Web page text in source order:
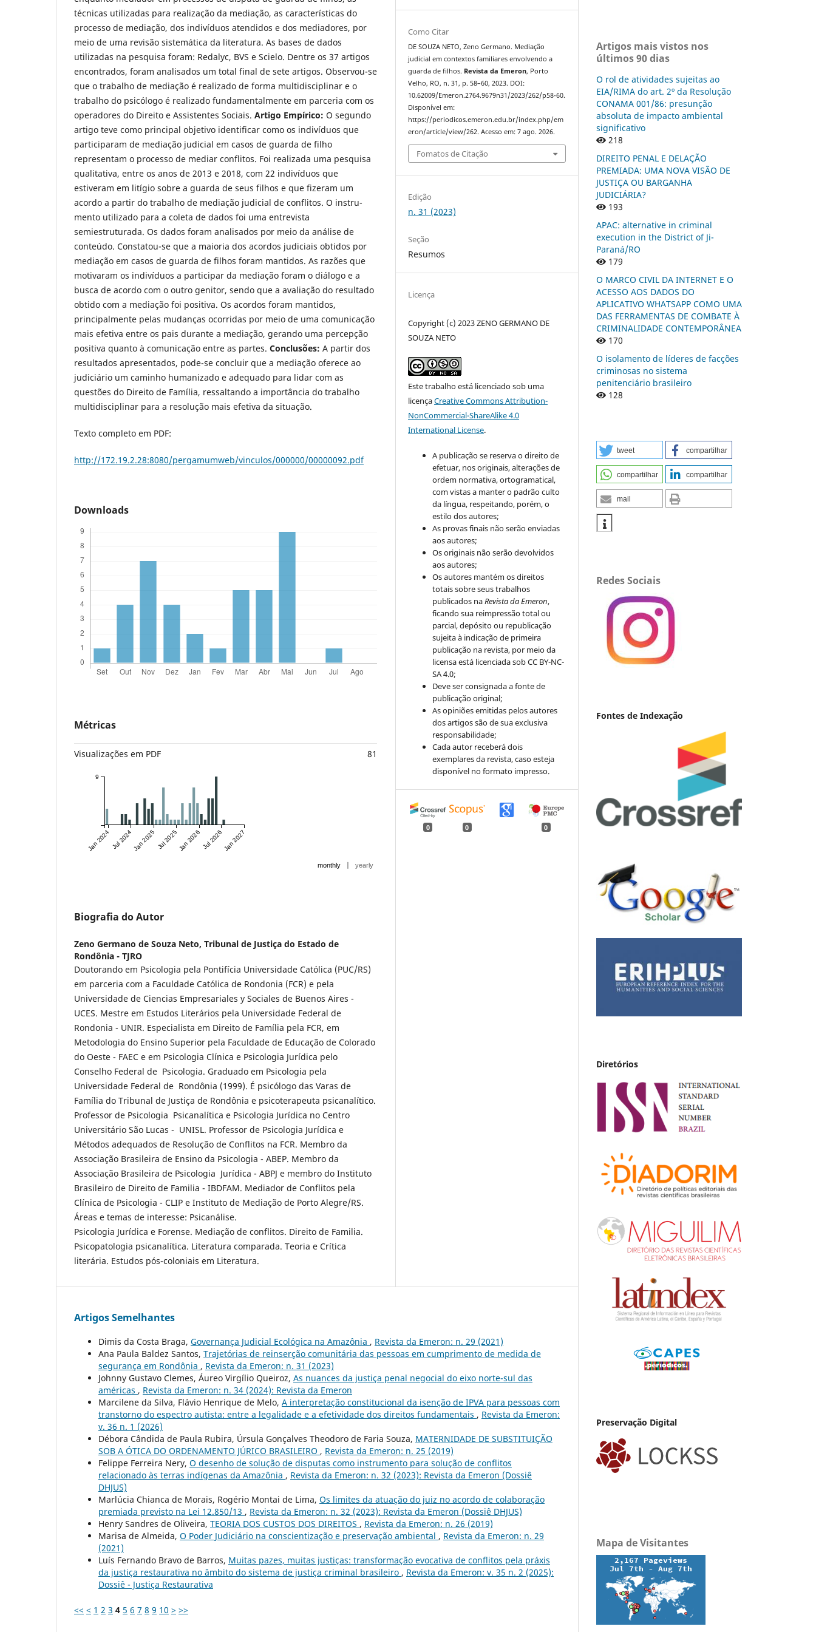
técnicas utilizadas para realização da mediação, as características do
processo de mediação, dos indivíduos atendidos e dos mediadores, por
meio de uma revisão sistemática da literatura. As bases de dados
utilizadas na pesquisa foram: Redalyc, BVS e Scielo. Dentre os 37 artigos
encontrados, foram analisados um total final de sete artigos. Observou-se
que o trabalho de mediação é realizado de forma multidisciplinar e o
trabalho do psicólogo é realizado fundamentalmente em parceria com os
operadores do Direito e Assistentes Sociais. Artigo Empírico: O segundo
artigo teve como principal objetivo identificar como os indivíduos que
participaram de mediação judicial em casos de guarda de filho
representam o processo de mediar conflitos. Foi realizada uma pesquisa
qualitativa, entre os anos de 2013 e 2018, com 22 in­divíduos que
estiveram em litígio sobre a guarda de seus filhos e que fizeram um
acordo a partir do trabalho de mediação judicial de conflitos. O instru­
mento utilizado para a coleta de dados foi uma entrevista
semiestruturada. Os dados foram analisados por meio da análise de
conteúdo. Constatou-se que a maioria dos acordos judiciais obtidos por
mediação em casos de guarda de filhos foram mantidos. As razões que
motivaram os indivíduos a participar da mediação foram o diálogo e a
busca de acordo com o outro genitor, sendo que a avaliação do resultado
obtido com a mediação foi positiva. Os acordos foram mantidos,
principalmente pelas mudanças ocorridas por meio de uma comunicação
mais efetiva entre os pais durante a mediação, gerando uma percepção
positiva quanto à comunicação entre as partes. Conclusões: A par­tir dos
resultados apresentados, pode-se concluir que a mediação oferece ao
judiciário um caminho humanizado e adequado para lidar com as
questões do Direito de Família, ressaltando a importância do trabalho
multidisciplinar para a resolução mais efetiva da situação.
Texto completo em PDF:
http://172.19.2.28:8080/pergamumweb/vinculos/000000/00000092.pdf
Downloads
Métricas
Visualizações em PDF 81
Jan 2024Jul 2024Jan 2025Jul 2025Jan 2026Jul 2026Jan 2027
9
monthly | yearly
Biografia do Autor
Zeno Germano de Souza Neto, Tribunal de Justiça do Estado de
Rondônia - TJRO
Doutorando em Psicologia pela Pontifícia Universidade Católica (PUC/RS)
em parceria com a Faculdade Católica de Rondonia (FCR) e pela
Universidade de Ciencias Empresariales y Sociales de Buenos Aires -
UCES. Mestre em Estudos Literários pela Universidade Federal de
Rondonia - UNIR. Especialista em Direito de Família pela FCR, em
Metodologia do Ensino Superior pela Faculdade de Educação de Colorado
do Oeste - FAEC e em Psicologia Clínica e Psicologia Jurídica pelo
Conselho Federal de Psicologia. Graduado em Psicologia pela
Universidade Federal de Rondônia (1999). É psicólogo das Varas de
Família do Tribunal de Justiça de Rondônia e psicoterapeuta psicanalítico.
Professor de Psicologia Psicanalítica e Psicologia Jurídica no Centro
Universitário São Lucas - UNISL. Professor de Psicologia Jurídica e
Métodos adequados de Resolução de Conflitos na FCR. Membro da
Associação Brasileira de Ensino da Psicologia - ABEP. Membro da
Associação Brasileira de Psicologia Jurídica - ABPJ e membro do Instituto
Brasileiro de Direito de Familia - IBDFAM. Mediador de Conflitos pela
Clínica de Psicologia - CLIP e Instituto de Mediação de Porto Alegre/RS.
Áreas e temas de interesse: Psicanálise.
Psicologia Jurídica e Forense. Mediação de conflitos. Direito de Familia.
Psicopatologia psicanalítica. Literatura comparada. Teoria e Crítica
literária. Estudos pós-coloniais em Literatura.
Como Citar
DE SOUZA NETO, Zeno Germano. Mediação
judicial em contextos familiares envolvendo a
guarda de filhos. Revista da Emeron, Porto
Velho, RO, n. 31, p. 58–60, 2023. DOI:
10.62009/Emeron.2764.9679n31/2023/262/p58-60.
Disponível em:
https://periodicos.emeron.edu.br/index.php/em
eron/article/view/262. Acesso em: 7 ago. 2026.
Fomatos de Citação
Edição
n. 31 (2023)
Seção
Resumos
Licença
Copyright (c) 2023 ZENO GERMANO DE
SOUZA NETO
Este trabalho está licenciado sob uma
licençaCreative Commons Attribution-
NonCommercial-ShareAlike 4.0
International License.
A publicação se reserva o direito de
efetuar, nos originais, alterações de
ordem normativa, ortogramatical,
com vistas a manter o padrão culto
da língua, respeitando, porém, o
estilo dos autores;
As provas finais não serão enviadas
aos autores;
Os originais não serão devolvidos
aos autores;
Os autores mantém os direitos
totais sobre seus trabalhos
publicados naRevista da Emeron,
ficando sua reimpressão total ou
parcial, depósito ou republicação
sujeita à indicação de primeira
publicação na revista, por meio da
licensa está licenciada sob CC BY-NC-
SA 4.0;
Deve ser consignada a fonte de
publicação original;
As opiniões emitidas pelos autores
dos artigos são de sua exclusiva
responsabilidade;
Cada autor receberá dois
exemplares da revista, caso esteja
disponível no formato impresso.
0 0 0
Artigos Semelhantes
Dimis da Costa Braga, Governança Judicial Ecológica na Amazônia , Revista da Emeron: n. 29 (2021)
Ana Paula Baldez Santos, Trajetórias de reinserção comunitária das pessoas em cumprimento de medida de
segurança em Rondônia , Revista da Emeron: n. 31 (2023)
Johnny Gustavo Clemes, Áureo Virgílio Queiroz, As nuances da justiça penal negocial do eixo norte-sul das
américas , Revista da Emeron: n. 34 (2024): Revista da Emeron
Marcilene da Silva, Flávio Henrique de Melo, A interpretação constitucional da isenção de IPVA para pessoas com
transtorno do espectro autista: entre a legalidade e a efetividade dos direitos fundamentais , Revista da Emeron:
v. 36 n. 1 (2026)
Débora Cândida de Paula Rubira, Úrsula Gonçalves Theodoro de Faria Souza, MATERNIDADE DE SUBSTITUIÇÃO
SOB A ÓTICA DO ORDENAMENTO JÚRICO BRASILEIRO , Revista da Emeron: n. 25 (2019)
Felippe Ferreira Nery, O desenho de solução de disputas como instrumento para solução de conflitos
relacionado às terras indígenas da Amazônia , Revista da Emeron: n. 32 (2023): Revista da Emeron (Dossiê
DHJUS)
Marlúcia Chianca de Morais, Rogério Montai de Lima, Os limites da atuação do juiz no acordo de colaboração
premiada previsto na Lei 12.850/13 , Revista da Emeron: n. 32 (2023): Revista da Emeron (Dossiê DHJUS)
Henry Sandres de Oliveira, TEORIA DOS CUSTOS DOS DIREITOS , Revista da Emeron: n. 26 (2019)
Marisa de Almeida, O Poder Judiciário na conscientização e preservação ambiental , Revista da Emeron: n. 29
(2021)
Luís Fernando Bravo de Barros, Muitas pazes, muitas justiças: transformação evocativa de conflitos pela práxis
da justiça restaurativa no âmbito do sistema de justiça criminal brasileiro , Revista da Emeron: v. 35 n. 2 (2025):
Dossiê - Justiça Restaurativa
<< < 1 2 3 4 5 6 7 8 9 10 > >>
Artigos mais vistos nos
últimos 90 dias
O rol de atividades sujeitas ao
EIA/RIMA do art. 2º da Resolução
CONAMA 001/86: presunção
absoluta de impacto ambiental
significativo
218
DIREITO PENAL E DELAÇÃO
PREMIADA: UMA NOVA VISÃO DE
JUSTIÇA OU BARGANHA
JUDICIÁRIA?
193
APAC: alternative in criminal
execution in the District of Ji-
Paraná/RO
179
O MARCO CIVIL DA INTERNET E O
ACESSO AOS DADOS DO
APLICATIVO WHATSAPP COMO UMA
DAS FERRAMENTAS DE COMBATE À
CRIMINALIDADE CONTEMPORÂNEA
170
O isolamento de líderes de facções
criminosas no sistema
penitenciário brasileiro
128
tweet compartilhar
compartilhar compartilhar
mail
Redes Sociais
Fontes de Indexação
Diretórios
Preservação Digital
Mapa de Visitantes